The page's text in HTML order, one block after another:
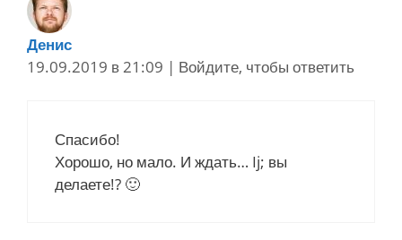
Денис
19.09.2019 в 21:09 | Войдите, чтобы ответить
Спасибо!
Хорошо, но мало. И ждать… Ij; вы
делаете!? 🙂